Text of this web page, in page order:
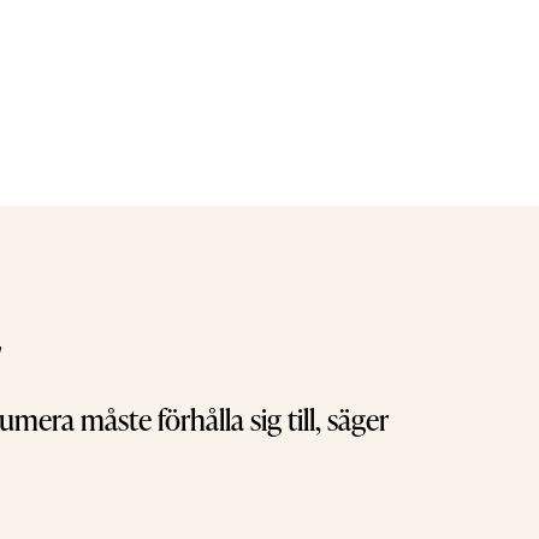
måste förhålla sig till, säger